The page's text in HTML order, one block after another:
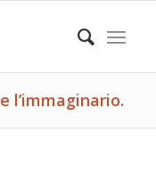
l’immaginario.